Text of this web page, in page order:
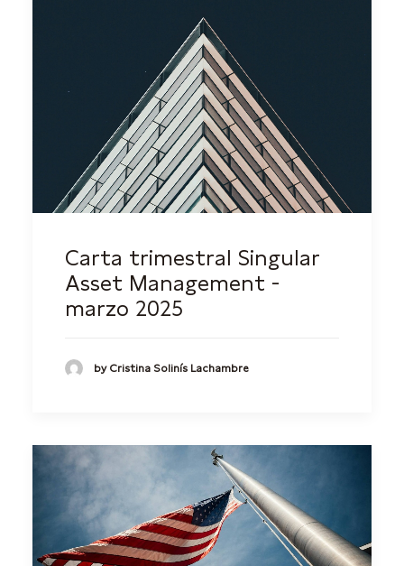
Carta trimestral Singular
Asset Management -
marzo 2025
by Cristina Solinís Lachambre